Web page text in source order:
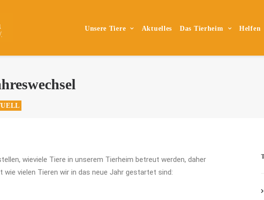
Unsere Tiere Aktuelles Das Tierheim Helfen
wieviele Tiere in unserem Tierheim betreut werden, daher
vielen Tieren wir in das neue Jahr gestartet sind: